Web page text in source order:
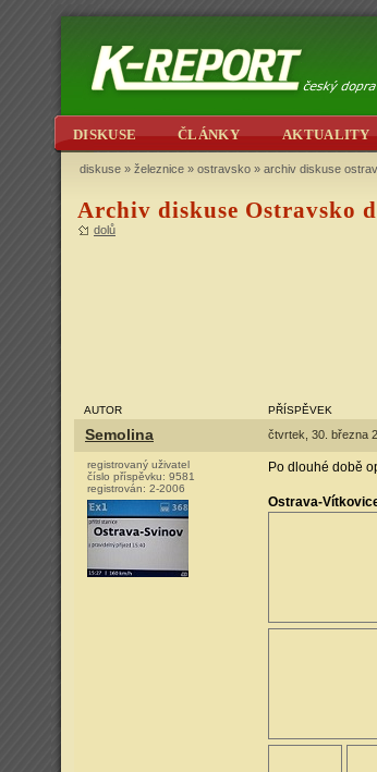
DISKUSE ČLÁNKY AKTUALITY
diskuse » železnice » ostravsko » archiv diskuse
Archiv diskuse Ostravsko
dolů
AUTOR PŘÍSPĚVEK
Semolina čtvrtek, 30. března
registrovaný uživatel
číslo příspěvku: 9581
registrován: 2-2006
Po dlouhé době
Ostrava-